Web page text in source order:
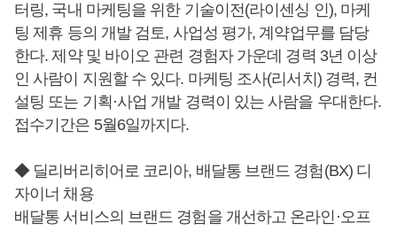
터링, 국내 마케팅을 위한 기술이전(라이센싱 인), 마케
팅 제휴 등의 개발 검토, 사업성 평가, 계약업무를 담당
한다. 제약 및 바이오 관련 경험자 가운데 경력 3년 이상
인 사람이 지원할 수 있다. 마케팅 조사(리서치) 경력, 컨
설팅 또는 기획·사업 개발 경력이 있는 사람을 우대한다.
접수기간은 5월6일까지다.
◆ 딜리버리히어로 코리아, 배달통 브랜드 경험(BX) 디
자이너 채용
배달통 서비스의 브랜드 경험을 개선하고 온라인·오프